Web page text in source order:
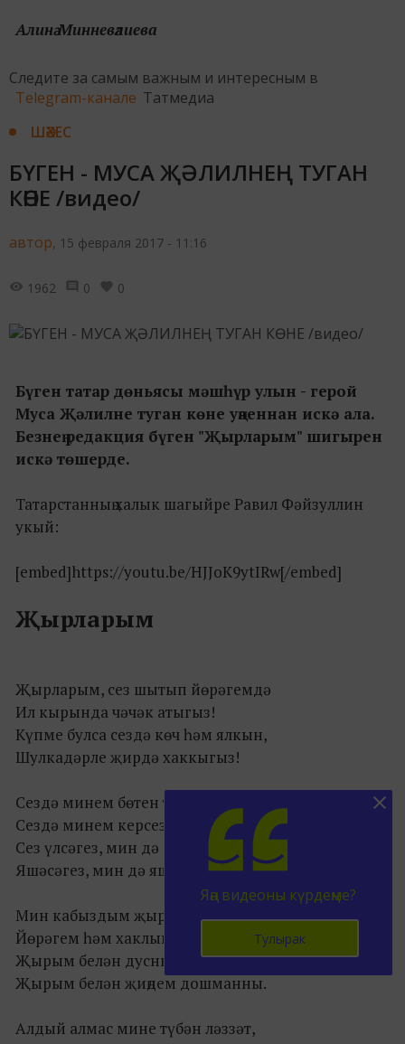
Алинә Минневәлиева
Следите за самым важным и интересным в
Telegram-канале Татмедиа
ШӘХЕС
БҮГЕН - МУСА ҖӘЛИЛНЕҢ ТУГАН
КӨНЕ /видео/
автор, 15 февраля 2017 - 11:16
1962 0 0
Бүген татар дөньясы мәшһүр улын - герой
Муса Җәлилне туган көне уңаеннан искә ала.
Безнең редакция бүген "Җырларым" шигырен
искә төшерде.
Татарстанның халык шагыйре Равил Фәйзуллин
укый:
[embed]https://youtu.be/HJJoK9ytIRw[/embed]
Җырларым
Җырларым, сез шытып йөрәгемдә
Ил кырында чәчәк атыгыз!
Күпме булса сездә көч һәм ялкын,
Шулкадәрле җирдә хаккыгыз!
Сездә минем бөтен тойгыларым,
Сездә минем керсез яшьләрем.
Сез үлсәгез, мин дә онытылырмын,
Яшәсәгез, мин дә яшәрмен.
Мин кабыздым җырда ялкын итеп
Йөрәгем һәм хаклык кушканны.
Җырым белән дусны иркәләдем,
Җырым белән җиңдем дошманны.
Алдый алмас мине түбән ләззәт,
Яңа видеоны күрдеңме?
Тулырак